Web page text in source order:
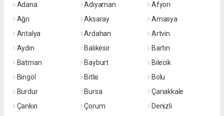
Adana Adıyaman
Afyon
Ağrı
Aksaray
Amasya
Antalya
Ardahan
Artvin
Aydın
Balıkesir
Bartın
Batman
Bayburt
Bilecik
Bingöl
Bitlis
Bolu
Burdur
Bursa
Çanakkale
Çankırı
Çorum
Denizli